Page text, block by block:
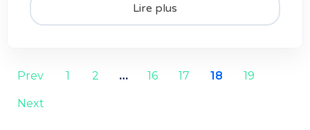
Lire plus
Prev 1 2 … 16 17 18 19
Next